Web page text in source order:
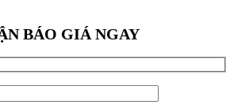
BÁO GIÁ NGAY